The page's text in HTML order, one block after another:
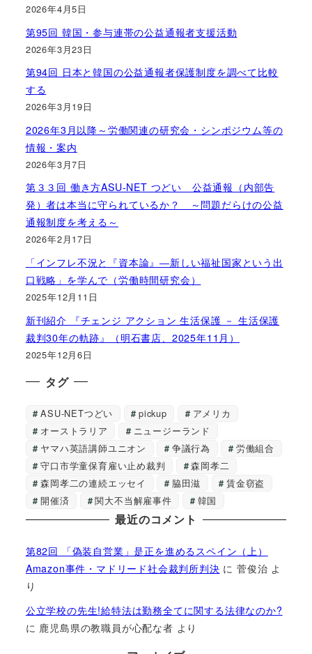
2026年4月5日
第95回 韓国・参与連帯の公益通報者支援活動
2026年3月23日
第94回 日本と韓国の公益通報者保護制度を調べて比較
する
2026年3月19日
2026年3月以降～労働関連の研究会・シンポジウム等の
情報・案内
2026年3月7日
第３３回 働き方ASU-NET つどい 公益通報（内部告
発）者は本当に守られているか？ ～問題だらけの公益
通報制度を考える～
2026年2月17日
「インフレ不況と『資本論』―新しい福祉国家という出
口戦略」を学んで（労働時間研究会）
2025年12月11日
新刊紹介 『チェンジ アクション 生活保護 － 生活保護
裁判30年の軌跡』（明石書店、2025年11月）
2025年12月6日
タグ
ASU-NETつどい pickup
アメリカ
オーストラリア
ニュージーランド
ヤマハ英語講師ユニオン
争議行為
労働組合
守口市学童保育雇い止め裁判
森岡孝二
森岡孝二の連続エッセイ
脇田滋
賃金窃盗
開催済
関大不当解雇事件 韓国
最近のコメント
第82回 「偽装自営業」是正を進めるスペイン（上）
Amazon事件・マドリード社会裁判所判決 に菅俊治 よ
り
公立学校の先生!給特法は勤務全てに関する法律なのか?
に 鹿児島県の教職員が心配な者 より